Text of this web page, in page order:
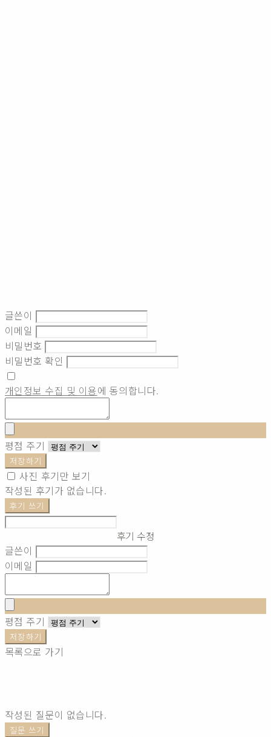
글쓴이
이메일
비밀번호
비밀번호 확인
개인정보 수집 및 이용에 동의합니다.
평점 주기
저장하기
사진 후기만 보기
작성된 후기가 없습니다.
후기 쓰기
후기 수정
글쓴이
이메일
평점 주기
저장하기
목록으로 가기
작성된 질문이 없습니다.
질문 쓰기